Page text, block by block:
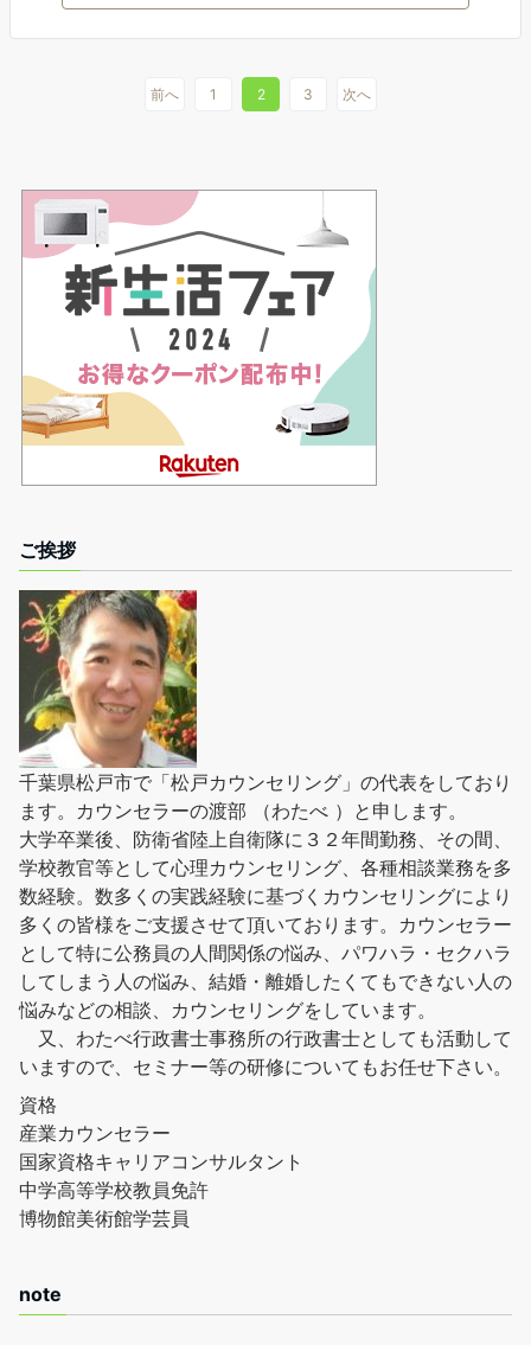
前へ 1 2 3 次へ
ご挨拶
千葉県松戸市で「松戸カウンセリング」の代表をしており
ます。カウンセラーの渡部 （わたべ ）と申します。
大学卒業後、防衛省陸上自衛隊に３２年間勤務、その間、
学校教官等として心理カウンセリング、各種相談業務を多
数経験。数多くの実践経験に基づくカウンセリングにより
多くの皆様をご支援させて頂いております。カウンセラー
として特に公務員の人間関係の悩み、パワハラ・セクハラ
してしまう人の悩み、結婚・離婚したくてもできない人の
悩みなどの相談、カウンセリングをしています。
又、わたべ行政書士事務所の行政書士としても活動して
いますので、セミナー等の研修についてもお任せ下さい。
資格
産業カウンセラー
国家資格キャリアコンサルタント
中学高等学校教員免許
博物館美術館学芸員
note